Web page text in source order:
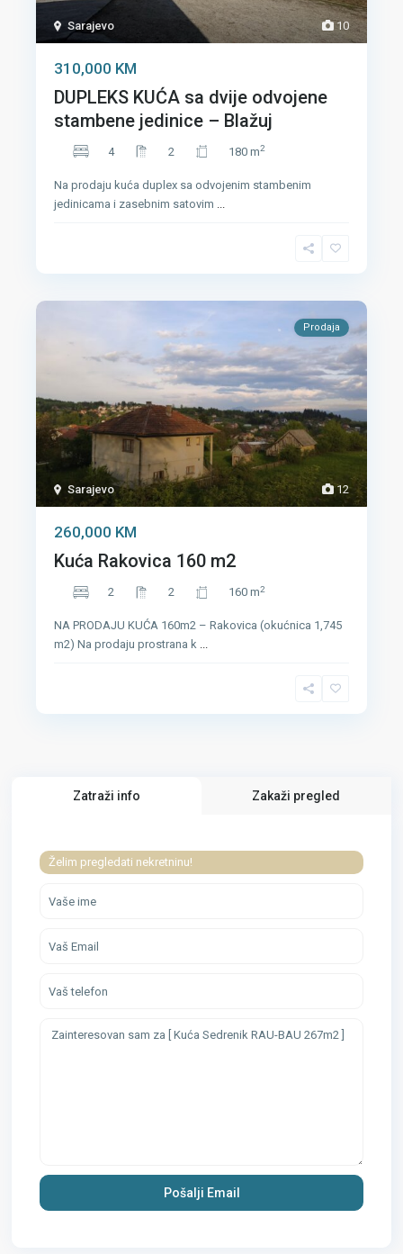
10
Sarajevo
310,000 KM
DUPLEKS KUĆA sa dvije odvojene
stambene jedinice – Blažuj
4 2 180 m2
Na prodaju kuća duplex sa odvojenim stambenim
jedinicama i zasebnim satovim
12
Sarajevo
Prodaja
260,000 KM
Kuća Rakovica 160 m2
2 2 160 m2
NA PRODAJU KUĆA 160m2 – Rakovica (okućnica 1,745
m2) Na prodaju prostrana k ...
Zatraži info Zakaži pregled
Želim pregledati nekretninu!